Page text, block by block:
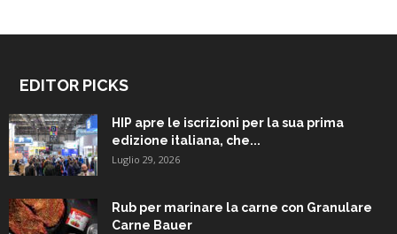
EDITOR PICKS
HIP apre le iscrizioni per la sua prima
edizione italiana, che...
Luglio 29, 2026
Rub per marinare la carne con Granulare
Carne Bauer